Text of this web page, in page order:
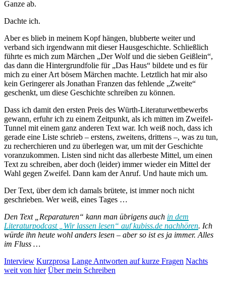
Ganze ab.
Dachte ich.
Aber es blieb in meinem Kopf hängen, blubberte weiter und
verband sich irgendwann mit dieser Hausgeschichte. Schließlich
führte es mich zum Märchen „Der Wolf und die sieben Geißlein“,
das dann die Hintergrundfolie für „Das Haus“ bildete und es für
mich zu einer Art bösem Märchen machte. Letztlich hat mir also
kein Geringerer als Jonathan Franzen das fehlende „Zweite“
geschenkt, um diese Geschichte schreiben zu können.
Dass ich damit den ersten Preis des Würth-Literaturwettbewerbs
gewann, erfuhr ich zu einem Zeitpunkt, als ich mitten im Zweifel-
Tunnel mit einem ganz anderen Text war. Ich weiß noch, dass ich
gerade eine Liste schrieb – erstens, zweitens, drittens –, was zu tun,
zu recherchieren und zu überlegen war, um mit der Geschichte
voranzukommen. Listen sind nicht das allerbeste Mittel, um einen
Text zu schreiben, aber doch (leider) immer wieder ein Mittel der
Wahl gegen Zweifel. Dann kam der Anruf. Und haute mich um.
Der Text, über dem ich damals brütete, ist immer noch nicht
geschrieben. Wer weiß, eines Tages …
Den Text „Reparaturen“ kann man übrigens auch in dem
Literaturpodcast „Wir lassen lesen“ auf kubiss.de nachhören. Ich
würde ihn heute wohl anders lesen – aber so ist es ja immer. Alles
im Fluss …
Interview Kurzprosa Lange Antworten auf kurze Fragen Nachts
weit von hier Über mein Schreiben